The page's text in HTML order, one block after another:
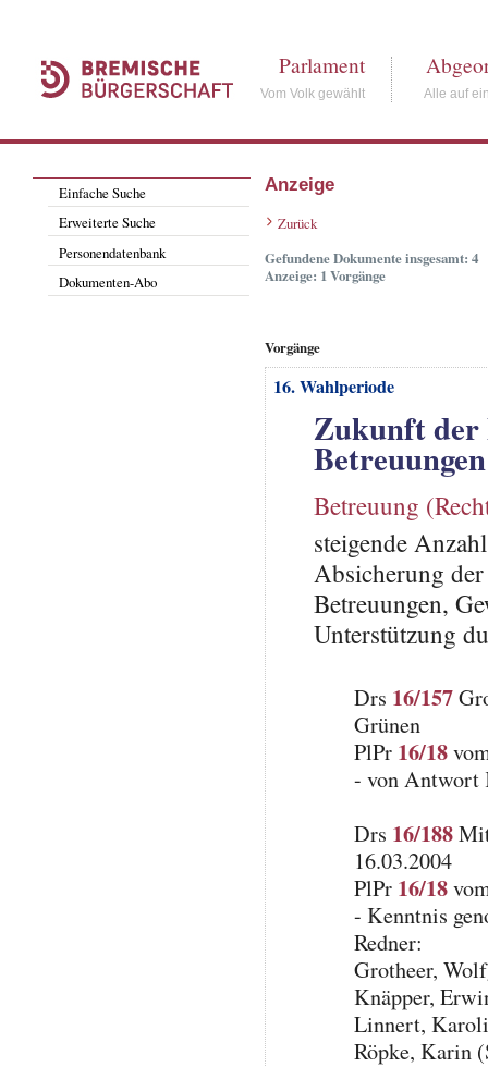
Parlament
Vom Volk gewählt Alle auf
Einfache Suche
Erweiterte Suche
Personendatenbank
Dokumenten-Abo
Anzeige
Zurück
Gefundene Dokumente insgesamt: 4
Anzeige: 1 Vorgänge
Vorgänge
16. Wahlperiode
Zukunft der
Betreuungen
Betreuung
steigende
Absicherung
Betreuungen,
Unterstützung
Drs 16/157
Grünen
PlPr 16/18
- von Antwort
Drs 16/188
16.03.2004
PlPr 16/18
- Kenntnis
Redner:
Grotheer,
Knäpper,
Linnert,
Röpke, Karin